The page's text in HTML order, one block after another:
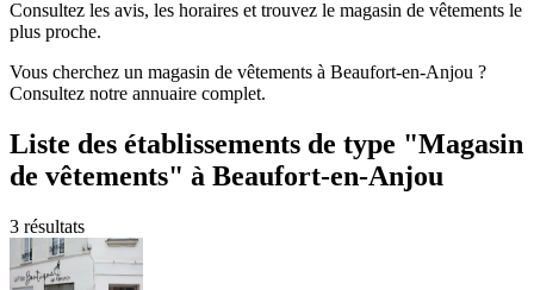
Consultez les avis, les horaires et trouvez le magasin de vêtements le
plus proche.
Vous cherchez un magasin de vêtements à Beaufort-en-Anjou ?
Consultez notre annuaire complet.
Liste des établissements de type "Magasin
de vêtements" à Beaufort-en-Anjou
3 résultats